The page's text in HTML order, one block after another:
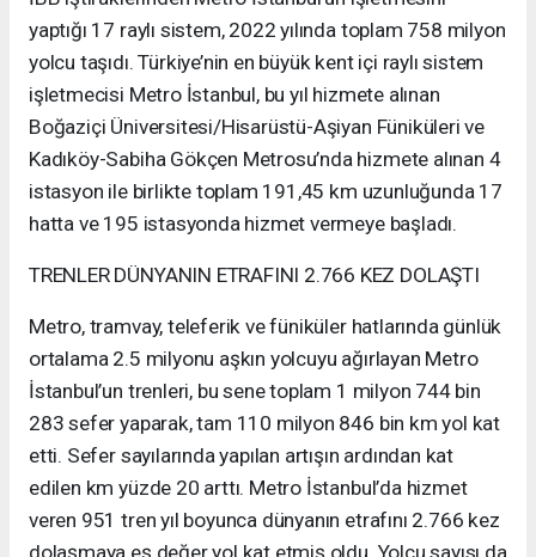
yaptığı 17 raylı sistem, 2022 yılında toplam 758 milyon
yolcu taşıdı. Türkiye’nin en büyük kent içi raylı sistem
işletmecisi Metro İstanbul, bu yıl hizmete alınan
Boğaziçi Üniversitesi/Hisarüstü-Aşiyan Füniküleri ve
Kadıköy-Sabiha Gökçen Metrosu’nda hizmete alınan 4
istasyon ile birlikte toplam 191,45 km uzunluğunda 17
hatta ve 195 istasyonda hizmet vermeye başladı.
TRENLER DÜNYANIN ETRAFINI 2.766 KEZ DOLAŞTI
Metro, tramvay, teleferik ve füniküler hatlarında günlük
ortalama 2.5 milyonu aşkın yolcuyu ağırlayan Metro
İstanbul’un trenleri, bu sene toplam 1 milyon 744 bin
283 sefer yaparak, tam 110 milyon 846 bin km yol kat
etti. Sefer sayılarında yapılan artışın ardından kat
edilen km yüzde 20 arttı. Metro İstanbul’da hizmet
veren 951 tren yıl boyunca dünyanın etrafını 2.766 kez
dolaşmaya eş değer yol kat etmiş oldu. Yolcu sayısı da